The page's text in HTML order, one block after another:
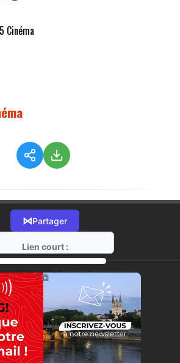
Cinéma
⋈Partager
Lien court :
https://radio-g.fr?12389
⧉